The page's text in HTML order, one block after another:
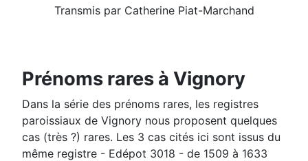
Transmis par Catherine Piat-Marchand
Prénoms rares à Vignory
Dans la série des prénoms rares, les registres
paroissiaux de Vignory nous proposent quelques
cas (très ?) rares. Les 3 cas cités ici sont issus du
même registre - Edépot 3018 - de 1509 à 1633